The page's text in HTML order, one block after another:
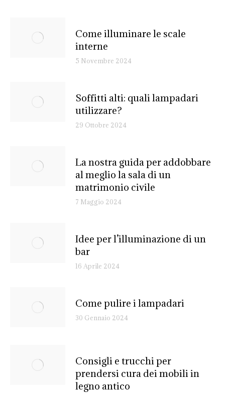
Come illuminare le scale
interne
5 Novembre 2024
Soffitti alti: quali lampadari
utilizzare?
29 Ottobre 2024
La nostra guida per addobbare
al meglio la sala di un
matrimonio civile
7 Maggio 2024
Idee per l’illuminazione di un
bar
16 Aprile 2024
Come pulire i lampadari
30 Gennaio 2024
Consigli e trucchi per
prendersi cura dei mobili in
legno antico